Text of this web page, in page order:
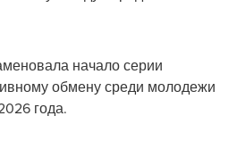
начало серии
обмену среди молодежи
года.